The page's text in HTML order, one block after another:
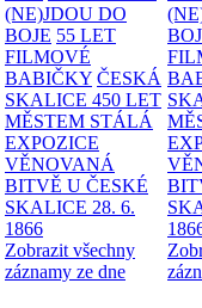
(NE)JDOU DO
BOJE 55 LET
FILMOVÉ
BABIČKY ČESKÁ
SKALICE 450 LET
MĚSTEM STÁLÁ
EXPOZICE
VĚNOVANÁ
BITVĚ U ČESKÉ
SKALICE 28. 6.
1866
Zobrazit všechny
záznamy ze dne